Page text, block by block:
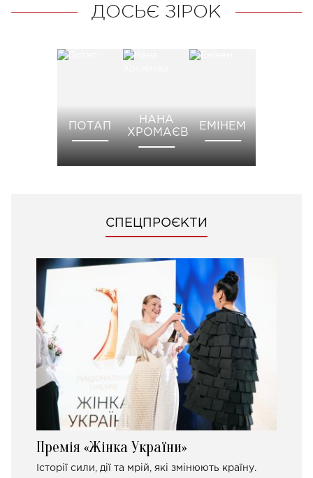
ДОСЬЄ ЗІРОК
ПОТАП
НАНА
ХРОМАЄВА
ЕМІНЕМ
СПЕЦПРОЄКТИ
Премія «Жінка України»
Історії сили, дії та мрій, які змінюють країну.